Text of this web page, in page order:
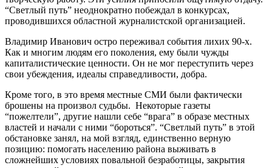
“Светлый путь” неоднократно побеждал в конкурсах,
проводившихся областной журналистской организацией.
Владимир Иванович остро переживал события лихих 90-х.
Как и многим людям его поколения, ему были чужды
капиталистические ценности. Он не мог переступить через
свои убеждения, идеалы справедливости, добра.
Кроме того, в это время местные СМИ были фактически
брошены на произвол судьбы. Некоторые газеты
“пожелтели”, другие нашли себе “врага” в образе местных
властей и начали с ними “бороться”. “Светлый путь” в этой
обстановке занял, на мой взгляд, единственно верную
позицию: помогать населению района выживать в
сложнейших условиях повальной безработицы, закрытия